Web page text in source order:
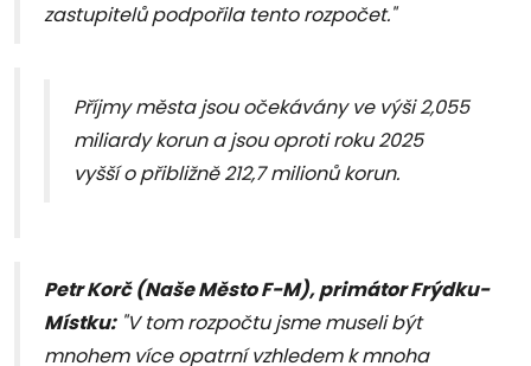
zastupitelů podpořila tento rozpočet."
Příjmy města jsou očekávány ve výši 2,055
miliardy korun a jsou oproti roku 2025
vyšší o přibližně 212,7 milionů korun.
Petr Korč (Naše Město F-M), primátor Frýdku-
Místku:"V tom rozpočtu jsme museli být
mnohem více opatrní vzhledem k mnoha